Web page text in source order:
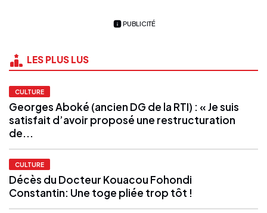
PUBLICITÉ
LES PLUS LUS
CULTURE
Georges Aboké (ancien DG de la RTI) : « Je suis
satisfait d’avoir proposé une restructuration
de...
CULTURE
Décès du Docteur Kouacou Fohondi
Constantin: Une toge pliée trop tôt !